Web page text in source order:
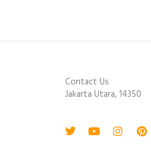
Contact Us
Jakarta Utara, 14350